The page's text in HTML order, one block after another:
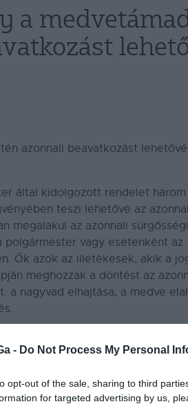
- Do Not Process My Personal
opt-out of the sale, sharing to third
for targeted advertising by us,
a
azonnali beavatkozást
által kidolgozott rendelet
teszi lehetővé az
megalakul az azonnali sürgősségi
vagy esetenként az
Ők azok az illetékesek, akik a
meghozzák a döntést az
nagyvad elhajtása, a medve
szaporodtak el. Hargita
riasztották a csendőrséget
Az üdülőtelepeken a
okoznak a vendéglátósoknak.